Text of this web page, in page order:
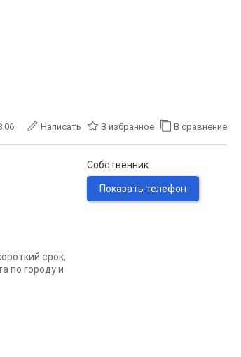
Написать В избранное В сравнение
cрок,
по гopoду и
Собственник
Показать телефон